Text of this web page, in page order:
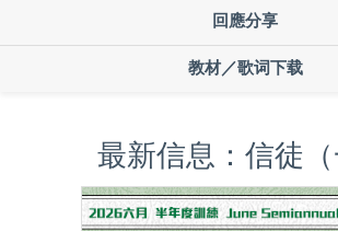
回應分享
教材／歌词下载
最新信息：信徒（